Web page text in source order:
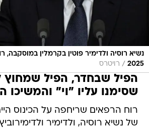
2025
/ רויטרס
הפיל שבחדר, הפיל שמחוץ
שסימנו עליו "וי" והמשיכו
רוח הרפאים שריחפה על הכינוס
של נשיא רוסיה, ולדימיר